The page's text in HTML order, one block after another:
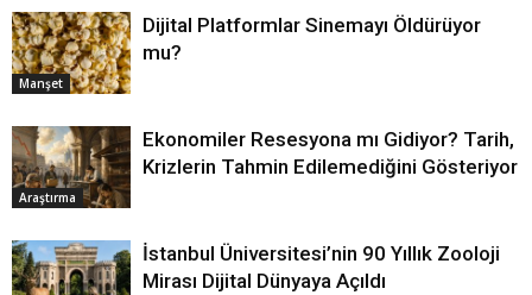
Manşet
Dijital Platformlar Sinemayı Öldürüyor
mu?
Araştırma
Ekonomiler Resesyona mı Gidiyor? Tarih,
Krizlerin Tahmin Edilemediğini Gösteriyor
İstanbul Üniversitesi’nin 90 Yıllık Zooloji
Mirası Dijital Dünyaya Açıldı